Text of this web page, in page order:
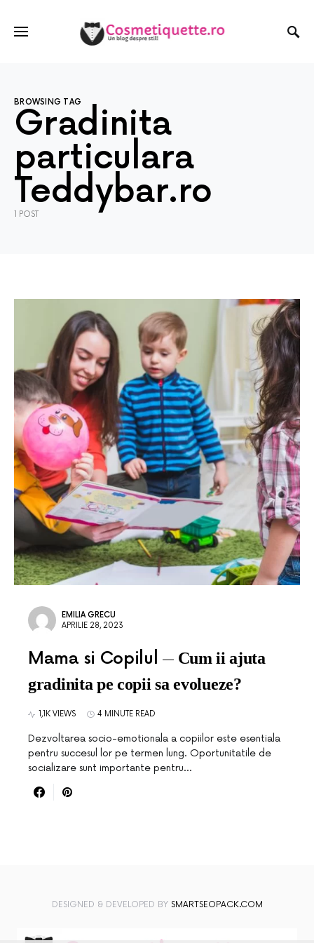
BROWSING TAG
Gradinita
particulara
Teddybar.ro
1 POST
EMILIA GRECU
APRILIE 28, 2023
Mama si Copilul
Cum ii ajuta
gradinita pe copii sa evolueze?
1,1K VIEWS 4 MINUTE READ
Dezvoltarea socio-emotionala a copiilor este esentiala
pentru succesul lor pe termen lung. Oportunitatile de
socializare sunt importante pentru…
DESIGNED & DEVELOPED BY SMARTSEOPACK.COM